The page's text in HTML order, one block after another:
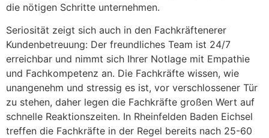
die nötigen Schritte unternehmen.
Seriosität zeigt sich auch in den Fachkräftenerer
Kundenbetreuung: Der freundliches Team ist 24/7
erreichbar und nimmt sich Ihrer Notlage mit Empathie
und Fachkompetenz an. Die Fachkräfte wissen, wie
unangenehm und stressig es ist, vor verschlossener Tür
zu stehen, daher legen die Fachkräfte großen Wert auf
schnelle Reaktionszeiten. In Rheinfelden Baden Eichsel
treffen die Fachkräfte in der Regel bereits nach 25-60